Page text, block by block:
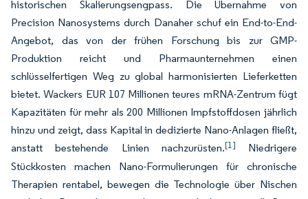
historischen Skalierungsengpass. Die Übernahme von
Precision Nanosystems durch Danaher schuf ein End-to-End-
Angebot, das von der frühen Forschung bis zur GMP-
Produktion reicht und Pharmaunternehmen einen
schlüsselfertigen Weg zu global harmonisierten Lieferketten
bietet. Wackers EUR 107 Millionen teures mRNA-Zentrum fügt
Kapazitäten für mehr als 200 Millionen Impfstoffdosen jährlich
hinzu und zeigt, dass Kapital in dedizierte Nano-Anlagen fließt,
anstatt bestehende Linien nachzurüsten.[1]
Niedrigere
Stückkosten machen Nano-Formulierungen für chronische
Therapien rentabel, bewegen die Technologie über Nischen